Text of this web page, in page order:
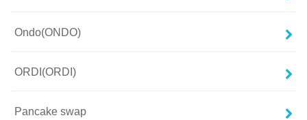
Ondo(ONDO)
ORDI(ORDI)
Pancake swap